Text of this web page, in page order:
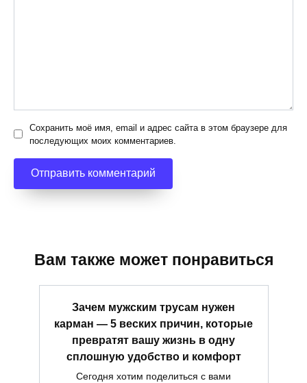
Сохранить моё имя, email и адрес сайта в этом браузере для
последующих моих комментариев.
Вам также может понравиться
Зачем мужским трусам нужен
карман — 5 веских причин, которые
превратят вашу жизнь в одну
сплошную удобство и комфорт
Сегодня хотим поделиться с вами